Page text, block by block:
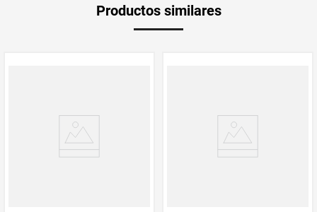
Producto (kg)
Productos similares